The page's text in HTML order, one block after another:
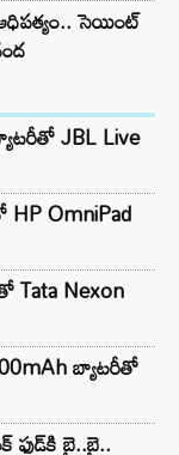
సెయింట్
JBL Live
HP OmniPad
Tata Nexon
బ్యాటరీతో
ఫుడ్‌కి బై..బై..